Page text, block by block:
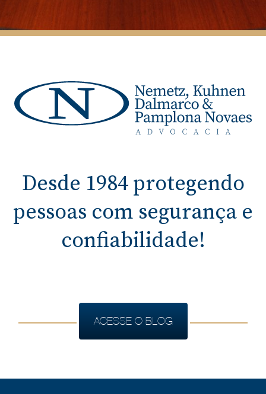
Desde 1984 protegendo
pessoas com segurança e
confiabilidade!
ACESSE O BLOG